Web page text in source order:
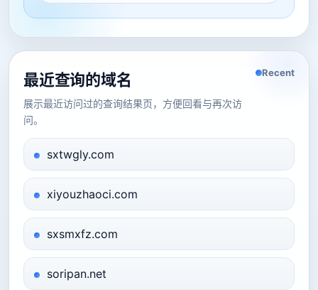
最近查询的域名
展示最近访问过的查询结果页，方便回看与再次访
问。
Recent
sxtwgly.com
xiyouzhaoci.com
sxsmxfz.com
soripan.net